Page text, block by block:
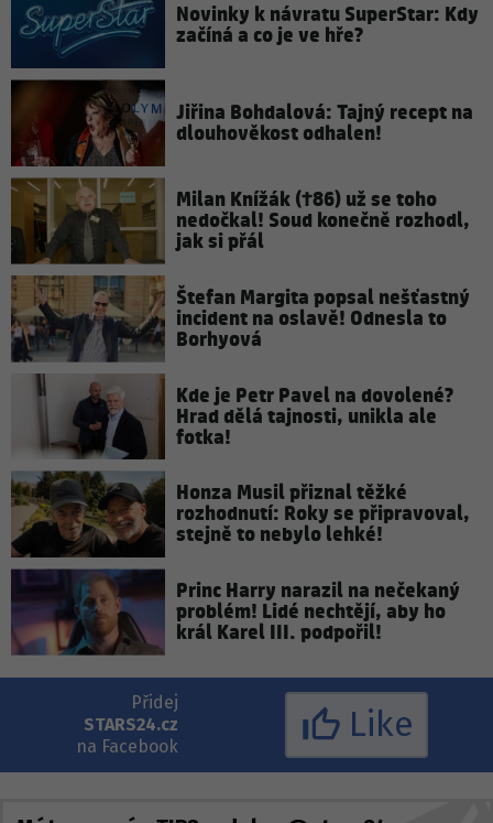
Novinky k návratu SuperStar: Kdy
začíná a co je ve hře?
Jiřina Bohdalová: Tajný recept na
dlouhověkost odhalen!
Milan Knížák (†86) už se toho
nedočkal! Soud konečně rozhodl,
jak si přál
Štefan Margita popsal nešťastný
incident na oslavě! Odnesla to
Borhyová
Kde je Petr Pavel na dovolené?
Hrad dělá tajnosti, unikla ale
fotka!
Honza Musil přiznal těžké
rozhodnutí: Roky se připravoval,
stejně to nebylo lehké!
Princ Harry narazil na nečekaný
problém! Lidé nechtějí, aby ho
král Karel III. podpořil!
Přidej
STARS24.cz
na Facebook
Like